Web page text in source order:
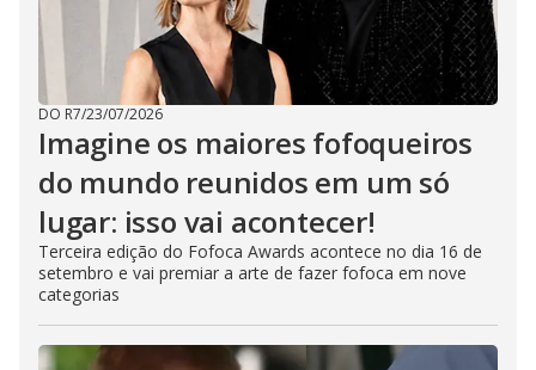
DO R7/23/07/2026
Imagine os maiores fofoqueiros
do mundo reunidos em um só
lugar: isso vai acontecer!
Terceira edição do Fofoca Awards acontece no dia 16 de
setembro e vai premiar a arte de fazer fofoca em nove
categorias